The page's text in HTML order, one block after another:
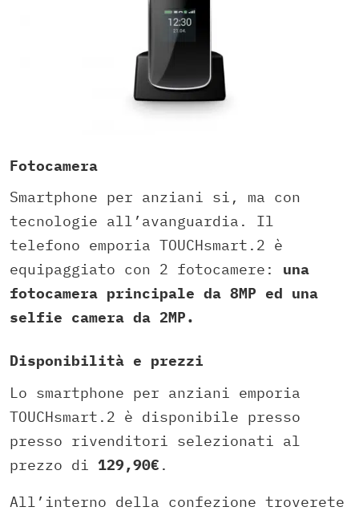
Fotocamera
Smartphone per anziani si, ma con
tecnologie all’avanguardia. Il
telefono emporia TOUCHsmart.2 è
equipaggiato con 2 fotocamere: una
fotocamera principale da 8MP ed una
selfie camera da 2MP.
Disponibilità e prezzi
Lo smartphone per anziani emporia
TOUCHsmart.2 è disponibile presso
presso rivenditori selezionati al
prezzo di 129,90€ .
All’interno della confezione troverete